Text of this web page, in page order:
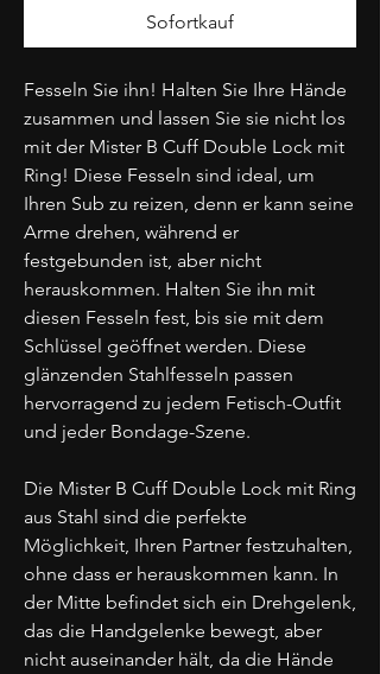
Sofortkauf
Fesseln Sie ihn! Halten Sie Ihre Hände
zusammen und lassen Sie sie nicht los
mit der Mister B Cuff Double Lock mit
Ring! Diese Fesseln sind ideal, um
Ihren Sub zu reizen, denn er kann seine
Arme drehen, während er
festgebunden ist, aber nicht
herauskommen. Halten Sie ihn mit
diesen Fesseln fest, bis sie mit dem
Schlüssel geöffnet werden. Diese
glänzenden Stahlfesseln passen
hervorragend zu jedem Fetisch-Outfit
und jeder Bondage-Szene.
Die Mister B Cuff Double Lock mit Ring
aus Stahl sind die perfekte
Möglichkeit, Ihren Partner festzuhalten,
ohne dass er herauskommen kann. In
der Mitte befindet sich ein Drehgelenk,
das die Handgelenke bewegt, aber
nicht auseinander hält, da die Hände